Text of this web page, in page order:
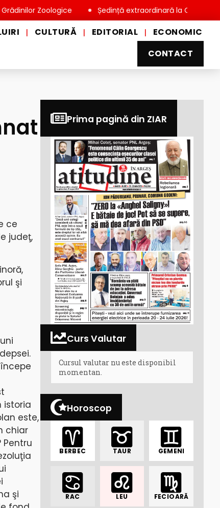
Zoologice Ședință extraordinară la Consiliul Local
| CULTURĂ | EDITORIAL |
ECONOMIC
CONTACT
ce
judeţ,
şi
istoria
este,
chiar
şi
Prima pagină din ZIAR
Curs Valutar
Cursul valutar nu este disponibil
momentan.
Horoscop
BERBEC TAUR GEMENI
RAC LEU FECIOARĂ